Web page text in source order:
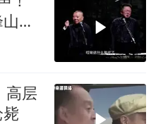
干
高层